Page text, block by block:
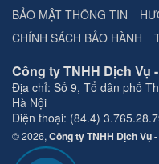
BẢO MẬT THÔNG TIN
CHÍNH SÁCH BẢO HÀNH
Công ty TNHH Dịch Vụ
Địa chỉ: Số 9, Tổ dân phố
Hà Nội
Điện thoại: (84.4)
© 2026, Công ty TNHH Dịch Vụ